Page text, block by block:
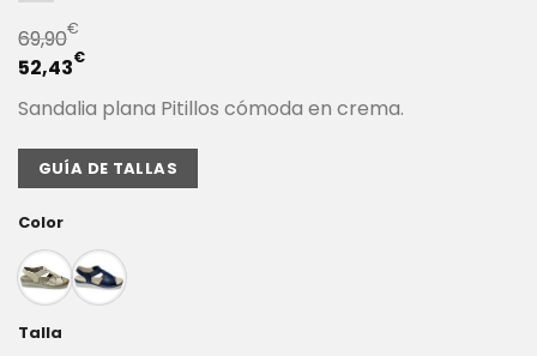
69,90€
52,43€
Sandalia plana Pitillos cómoda en crema.
GUÍA DE TALLAS
Color
Talla